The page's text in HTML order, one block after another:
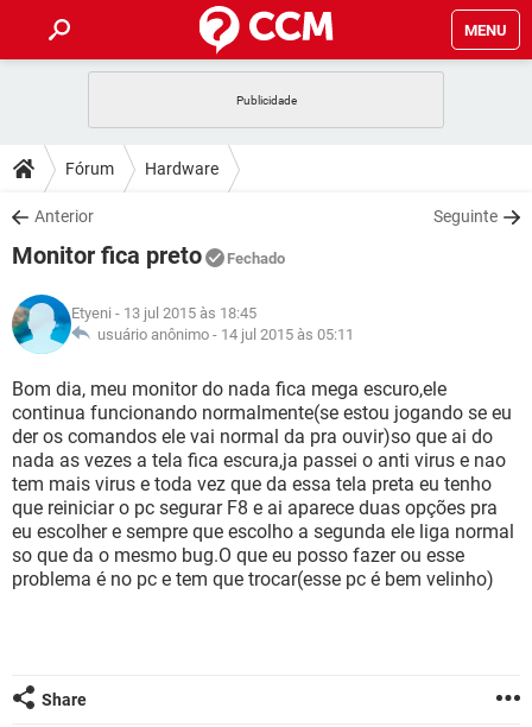
MENU
CELULAR
OUTLOOK
INSTAGRAM GMAIL
GUIA DE COMPRAS
DICAS
JOGOS
INSTAGRAM
GUIA DE COMPRAS
DOWNLOADS
JOGOS WHATSAPP
CELULAR
OUTLOOK EXCEL
INSTAGRAM
GUIA DE COMPRAS
JOGOS
CELULAR
OUTLOOK EXCEL
INSTAGRAM GMAIL
GUIA DE COMPRAS
GLOSSÁRIO
JOGOS
CELULAR FACEBOOK
OUTLOOK EXCEL
INSTAGRAM
GUIA DE COMPRAS
Fórum Hardware
Anterior Seguinte
Monitor fica preto Fechado
Etyeni - 13 jul 2015 às 18:45
usuário anônimo - 14 jul 2015 às 05:11
Bom dia, meu monitor do nada fica mega escuro,ele
continua funcionando normalmente(se estou jogando se eu
der os comandos ele vai normal da pra ouvir)so que ai do
nada as vezes a tela fica escura,ja passei o anti virus e nao
tem mais virus e toda vez que da essa tela preta eu tenho
que reiniciar o pc segurar F8 e ai aparece duas opções pra
eu escolher e sempre que escolho a segunda ele liga normal
so que da o mesmo bug.O que eu posso fazer ou esse
problema é no pc e tem que trocar(esse pc é bem velinho)
Share